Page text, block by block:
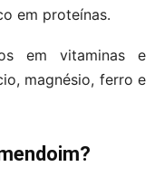
em proteínas.
em vitaminas e
magnésio, ferro e